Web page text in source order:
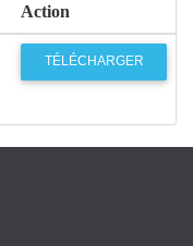
Action
TÉLÉCHARGER